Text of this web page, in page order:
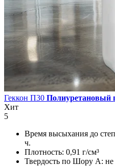
Геккон П30 Полиуретановый
Хит
5
Время высыхания до
ч.
Плотность: 0,91 г/см³
Твердость по Шору А: не